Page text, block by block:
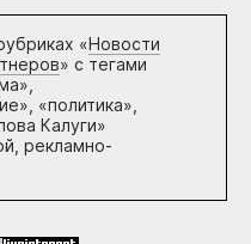
«Новости
» с тегами
«политика»,
Калуги»
рекламно-